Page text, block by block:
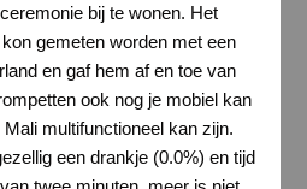
bij te wonen. Het
gemeten worden met een
en gaf hem af en toe van
ook nog je mobiel kan
multifunctioneel kan zijn.
een drankje (0.0%) en tijd